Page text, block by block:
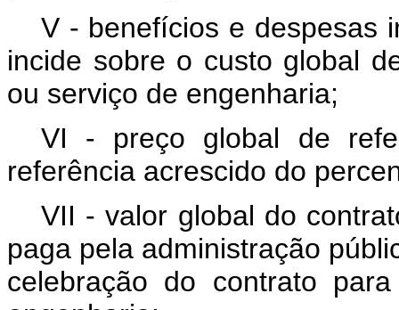
V - benefícios e despesas
incide sobre o custo global
ou serviço de engenharia;
VI - preço global de
referência acrescido do
VII - valor global do
paga pela administração
celebração do contrato